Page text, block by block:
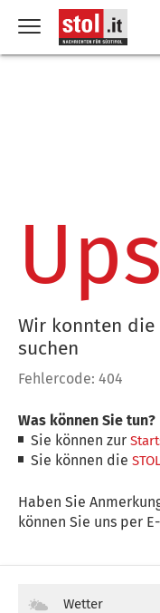
Wir konnten
suchen
Fehlercode: 404
Was können Sie tun?
Sie können zur
Sie können die
Haben Sie
können Sie uns per
Wetter